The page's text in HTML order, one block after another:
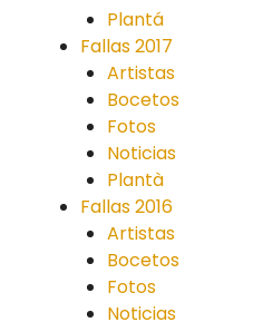
Plantá
Fallas 2017
Artistas
Bocetos
Fotos
Noticias
Plantà
Fallas 2016
Artistas
Bocetos
Fotos
Noticias